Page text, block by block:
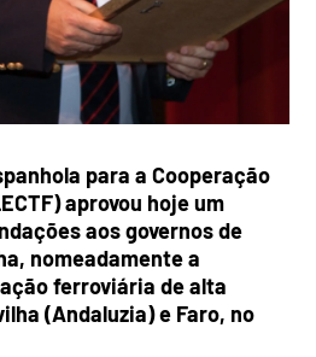
para a Cooperação
aprovou hoje um
aos governos de
nomeadamente a
ferroviária de alta
(Andaluzia) e Faro, no